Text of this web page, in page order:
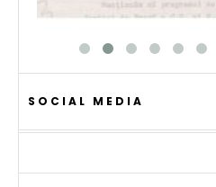
SOCIAL MEDIA